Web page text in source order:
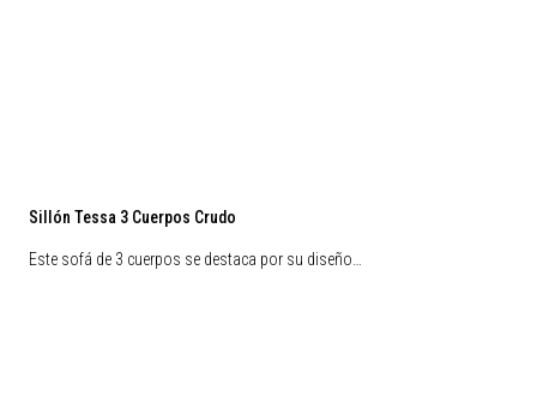
Sillón Tessa 3 Cuerpos Crudo
Este sofá de 3 cuerpos se destaca por su diseño…